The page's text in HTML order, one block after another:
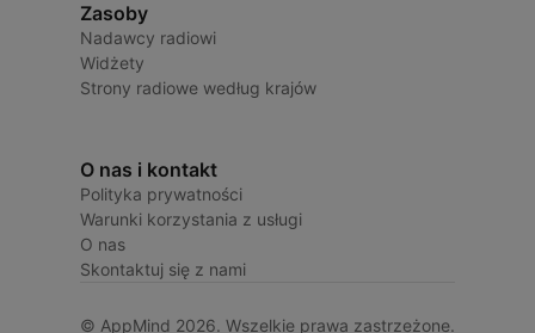
Zasoby
Nadawcy radiowi
Widżety
Strony radiowe według krajów
O nas i kontakt
Polityka prywatności
Warunki korzystania z usługi
O nas
Skontaktuj się z nami
© AppMind 2026. Wszelkie prawa zastrzeżone.